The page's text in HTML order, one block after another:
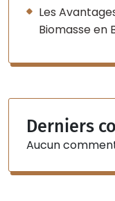
Les
Biomasse en
Derniers
Aucun